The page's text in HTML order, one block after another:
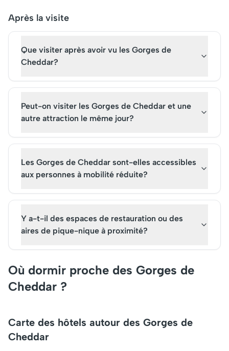
Après la visite
Que visiter après avoir vu les Gorges de
Cheddar?
Peut-on visiter les Gorges de Cheddar et une
autre attraction le même jour?
Les Gorges de Cheddar sont-elles accessibles
aux personnes à mobilité réduite?
Y a-t-il des espaces de restauration ou des
aires de pique-nique à proximité?
Où dormir proche des Gorges de
Cheddar ?
Carte des hôtels autour des Gorges de
Cheddar